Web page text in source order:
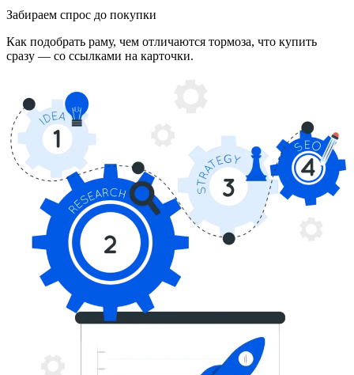
Забираем спрос до покупки
Как подобрать раму, чем отличаются тормоза, что купить
сразу — со ссылками на карточки.